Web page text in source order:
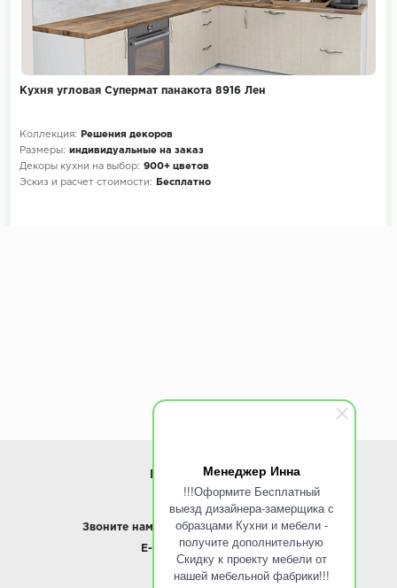
Менеджер Инна
!!!Оформите Бесплатный
выезд дизайнера-замерщика с
образцами Кухни и мебели -
получите дополнительную
Скидку к проекту мебели от
нашей мебельной фабрики!!!
Кухня угловая Супермат панакота 8916 Лен
Коллекция:
Решения декоров
Размеры: индивидуальные на заказ
Декоры кухни на выбор: 900+ цветов
Эскиз и расчет стоимости:
Бесплатно
ИНФОРМАЦИЯ
www.ROINST.ru
Звоните нам: 8 495 797-10-50 / Whatsapp
E-mail: info@roinst.ru
О КОМПАНИИ